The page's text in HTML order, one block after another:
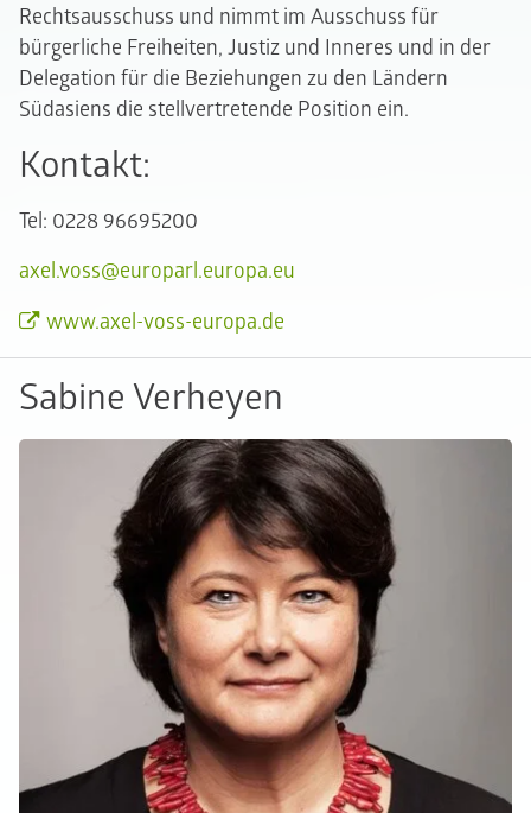
Rechtsausschuss und nimmt im Ausschuss für
bürgerliche Freiheiten, Justiz und Inneres und in der
Delegation für die Beziehungen zu den Ländern
Südasiens die stellvertretende Position ein.
Kontakt:
Tel: 0228 96695200
axel.voss@europarl.europa.eu
www.axel-voss-europa.de
Sabine Verheyen